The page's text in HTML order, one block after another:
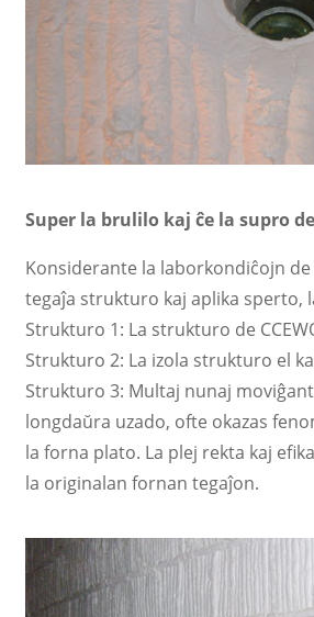
Super la brulilo kaj ĉe la supro
Konsiderante la laborkondiĉojn
tegaĵa strukturo kaj aplika sperto,
Strukturo 1: La strukturo de
Strukturo 2: La izola strukturo el
Strukturo 3: Multaj nunaj
longdaŭra uzado, ofte okazas
la forna plato. La plej rekta kaj
la originalan fornan tegaĵon.